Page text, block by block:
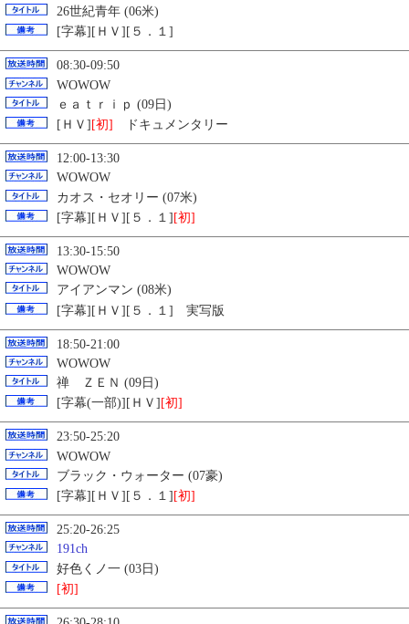
26世紀青年 (06米)
[字幕][ＨＶ][５．１]
08:30-09:50
WOWOW
ｅａｔｒｉｐ (09日)
[ＨＶ] [初] ドキュメンタリー
12:00-13:30
WOWOW
カオス・セオリー (07米)
[字幕][ＨＶ][５．１] [初]
13:30-15:50
WOWOW
アイアンマン (08米)
[字幕][ＨＶ][５．１] 実写版
18:50-21:00
WOWOW
禅 ＺＥＮ (09日)
[字幕(一部)][ＨＶ] [初]
23:50-25:20
WOWOW
ブラック・ウォーター (07豪)
[字幕][ＨＶ][５．１] [初]
25:20-26:25
191ch
好色くノ一 (03日)
[初]